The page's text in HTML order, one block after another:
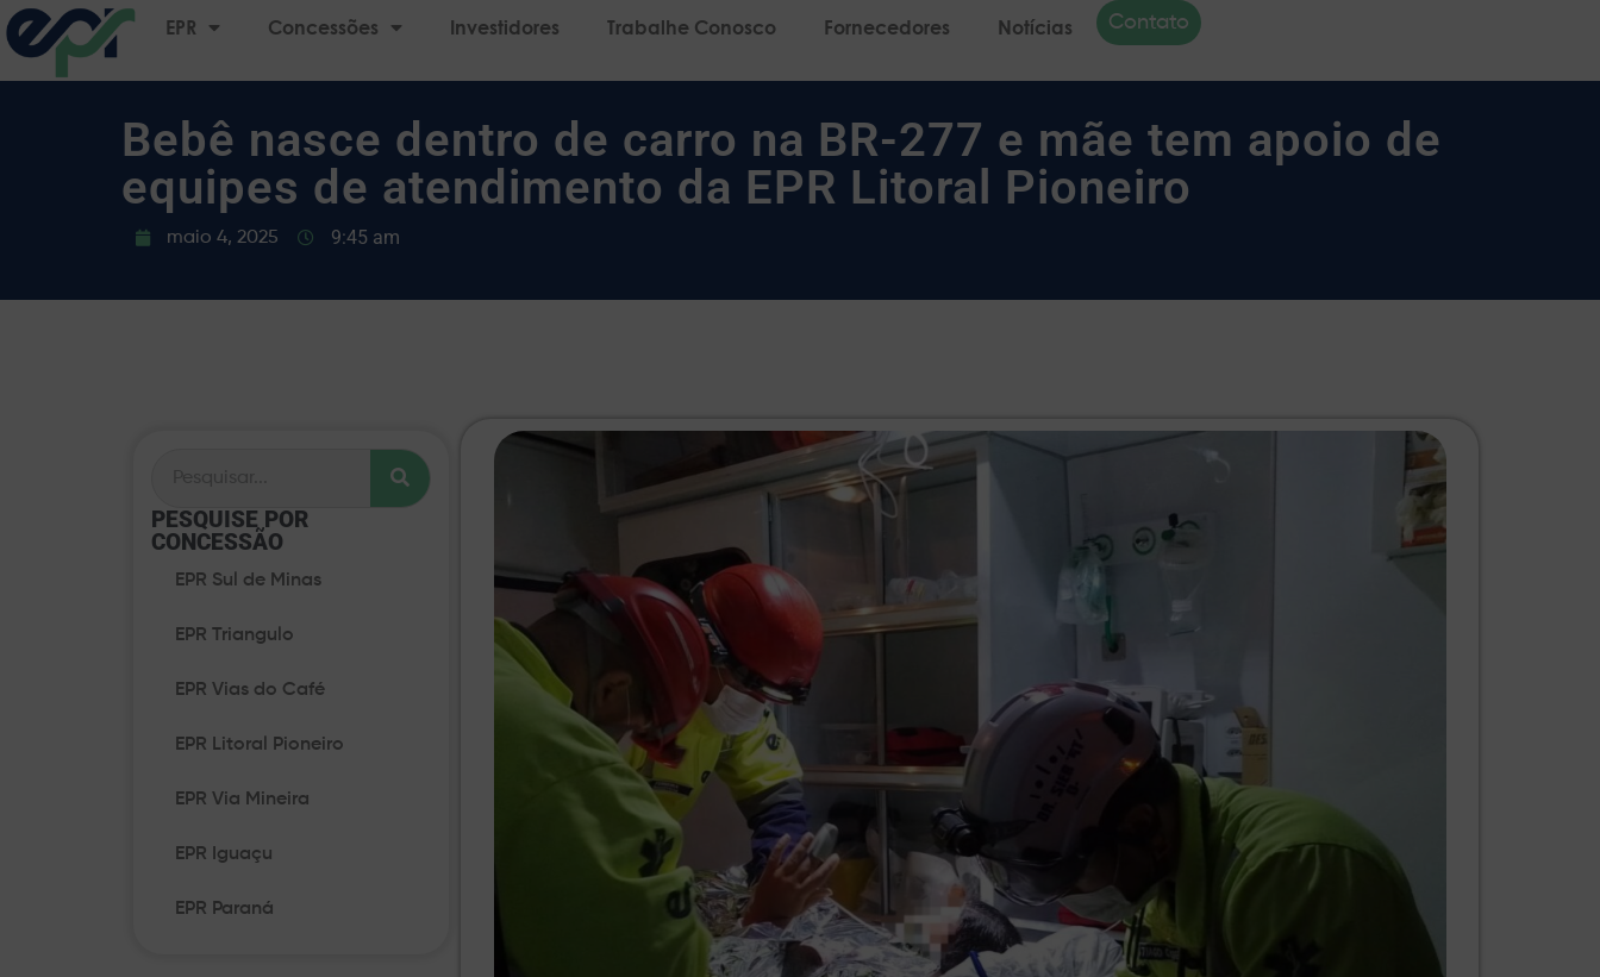
EPR Concessões Investidores Trabalhe Conosco Fornecedores Notícias Contato
Bebê nasce dentro de carro na BR-277 e mãe tem apoio de
equipes de atendimento da EPR Litoral Pioneiro
maio 4, 2025 9:45 am
PESQUISE POR
CONCESSÃO​
EPR Sul de Minas
EPR Triangulo
EPR Vias do Café
EPR Litoral Pioneiro
EPR Via Mineira
EPR Iguaçu
EPR Paraná